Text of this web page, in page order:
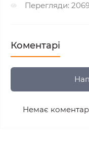
Перегляди:
Коментарі
Немає